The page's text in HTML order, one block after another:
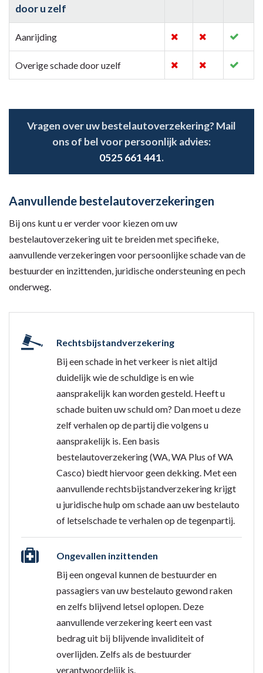
door u zelf
Aanrijding
Overige schade door uzelf
Vragen over uw bestelautoverzekering? Mail
ons of bel voor persoonlijk advies:
0525 661 441.
Aanvullende bestelautoverzekeringen
Bij ons kunt u er verder voor kiezen om uw
bestelautoverzekering uit te breiden met specifieke,
aanvullende verzekeringen voor persoonlijke schade van de
bestuurder en inzittenden, juridische ondersteuning en pech
onderweg.
Rechtsbijstandverzekering
Bij een schade in het verkeer is niet altijd
duidelijk wie de schuldige is en wie
aansprakelijk kan worden gesteld. Heeft u
schade buiten uw schuld om? Dan moet u deze
zelf verhalen op de partij die volgens u
aansprakelijk is. Een basis
bestelautoverzekering (WA, WA Plus of WA
Casco) biedt hiervoor geen dekking. Met een
aanvullende rechtsbijstandverzekering krijgt
u juridische hulp om schade aan uw bestelauto
of letselschade te verhalen op de tegenpartij.
Ongevallen inzittenden
Bij een ongeval kunnen de bestuurder en
passagiers van uw bestelauto gewond raken
en zelfs blijvend letsel oplopen. Deze
aanvullende verzekering keert een vast
bedrag uit bij blijvende invaliditeit of
overlijden. Zelfs als de bestuurder
verantwoordelijk is.